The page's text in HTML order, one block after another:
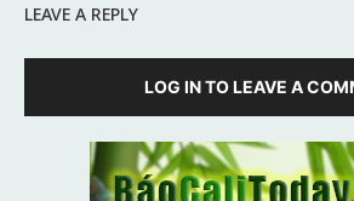
LEAVE A REPLY
LOG IN TO LEAVE A